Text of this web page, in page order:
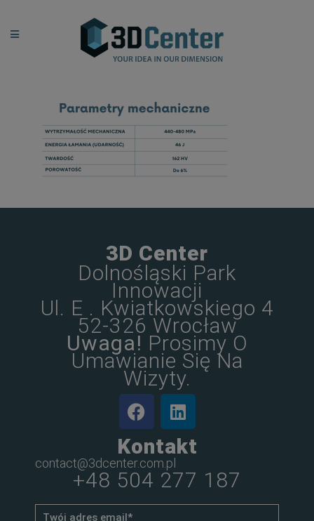
3D Center
Dolnośląski Park
Innowacji
Ul. E . Kwiatkowskiego 4
52-326 Wrocław
Uwaga! Prosimy O
Umawianie Się Na
Wizyty.
Kontakt
contact@3dcenter.com.pl
+48 504 277 187